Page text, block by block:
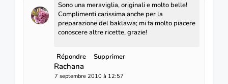
Sono una meraviglia, originali e molto belle!
Complimenti carissima anche per la
preparazione del baklawa; mi fa molto piacere
conoscere altre ricette, grazie!
Répondre Supprimer
Rachana
7 septembre 2010 à 12:57